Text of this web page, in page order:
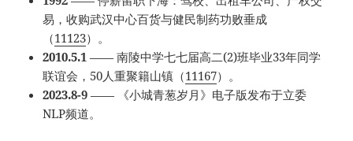
易，收购武汉中心百货与健民制药功败垂成
（11123）。
2010.5.1 —— 南陵中学七七届高二(2)班毕业33年同学
联谊会，50人重聚籍山镇（11167）。
2023.8-9 —— 《小城青葱岁月》电子版发布于立委
NLP频道。